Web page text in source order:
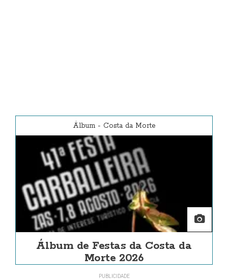
Álbum - Costa da Morte
Álbum de Festas da Costa da
Morte 2026